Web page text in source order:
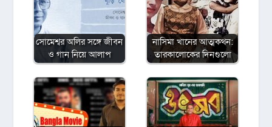
সোমেশ্বর অলির সঙ্গে জীবন
ও গান নিয়ে আলাপ
নাসিমা খানের আত্মকথন:
তারকালোকের দিনগুলো